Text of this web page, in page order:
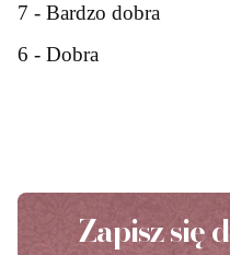
7 - Bardzo dobra
6 - Dobra
Zapisz się